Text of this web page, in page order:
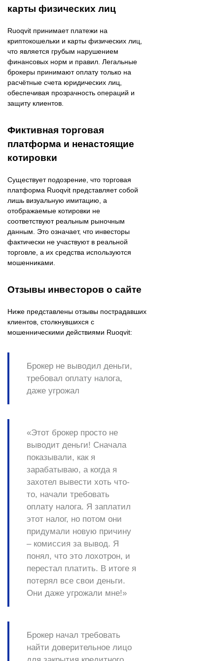
карты физических лиц
Ruoqvit принимает платежи на
криптокошельки и карты физических лиц,
что является грубым нарушением
финансовых норм и правил. Легальные
брокеры принимают оплату только на
расчётные счета юридических лиц,
обеспечивая прозрачность операций и
защиту клиентов. ​
Фиктивная торговая
платформа и ненастоящие
котировки
Существует подозрение, что торговая
платформа Ruoqvit представляет собой
лишь визуальную имитацию, а
отображаемые котировки не
соответствуют реальным рыночным
данным. Это означает, что инвесторы
фактически не участвуют в реальной
торговле, а их средства используются
мошенниками.
Отзывы инвесторов о сайте
Ниже представлены отзывы пострадавших
клиентов, столкнувшихся с
мошенническими действиями Ruoqvit:​
Брокер не выводил деньги,
требовал оплату налога,
даже угрожал
«Этот брокер просто не
выводит деньги! Сначала
показывали, как я
зарабатываю, а когда я
захотел вывести хоть что-
то, начали требовать
оплату налога. Я заплатил
этот налог, но потом они
придумали новую причину
– комиссия за вывод. Я
понял, что это лохотрон, и
перестал платить. В итоге я
потерял все свои деньги.
Они даже угрожали мне!» ​
Брокер начал требовать
найти доверительное лицо